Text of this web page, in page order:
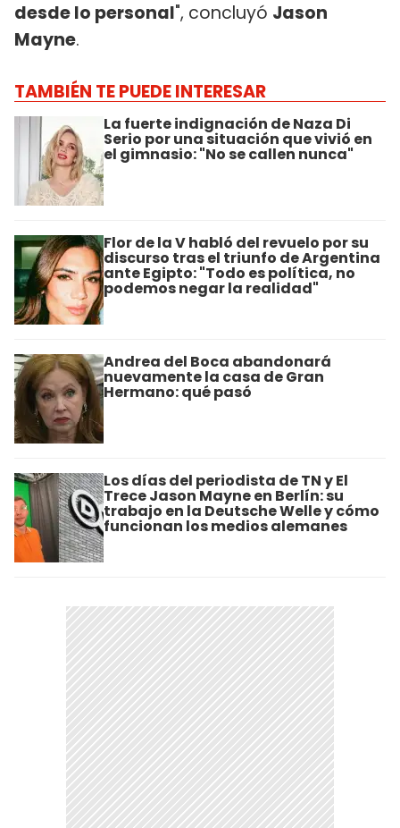
desde lo personal", concluyó Jason
Mayne.
TAMBIÉN TE PUEDE INTERESAR
La fuerte indignación de Naza Di
Serio por una situación que vivió en
el gimnasio: "No se callen nunca"
Flor de la V habló del revuelo por su
discurso tras el triunfo de Argentina
ante Egipto: "Todo es política, no
podemos negar la realidad"
Andrea del Boca abandonará
nuevamente la casa de Gran
Hermano: qué pasó
Los días del periodista de TN y El
Trece Jason Mayne en Berlín: su
trabajo en la Deutsche Welle y cómo
funcionan los medios alemanes